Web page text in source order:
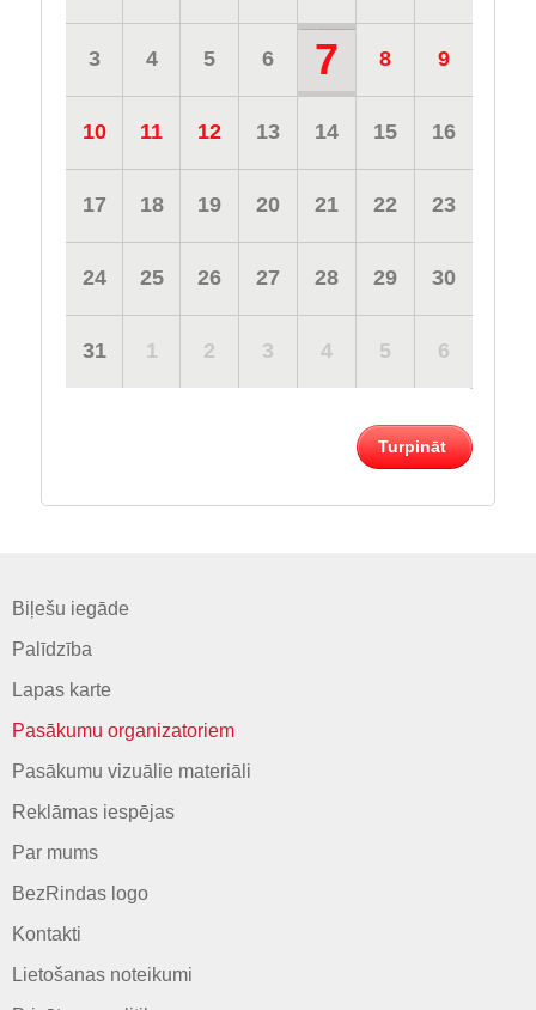
3 4 5 6 7 8 9
10 11 12 13 14 15 16
17 18 19 20 21 22 23
24 25 26 27 28 29 30
31 1 2 3 4 5 6
Turpināt
Biļešu iegāde
Palīdzība
Lapas karte
Pasākumu organizatoriem
Pasākumu vizuālie materiāli
Reklāmas iespējas
Par mums
BezRindas logo
Kontakti
Lietošanas noteikumi